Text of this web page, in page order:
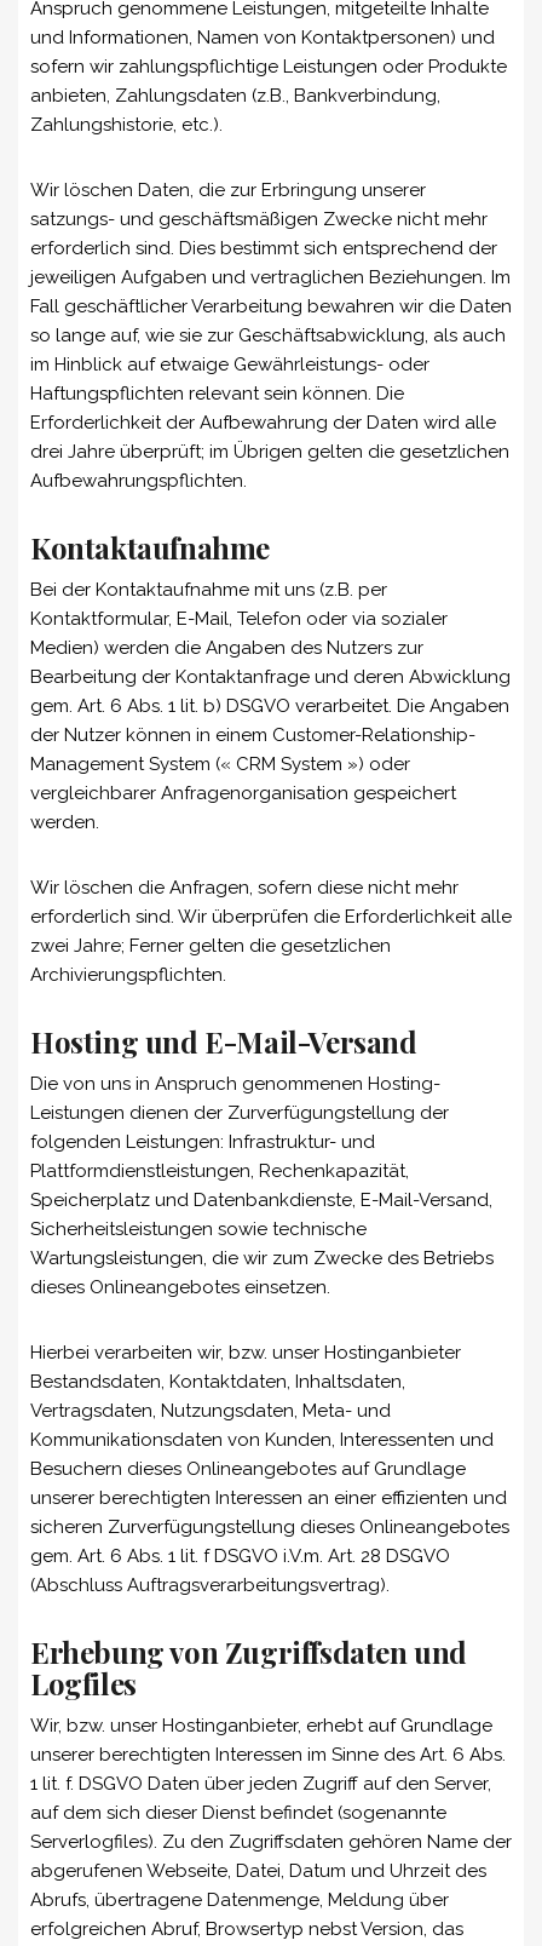
Anspruch genommene Leistungen, mitgeteilte Inhalte
und Informationen, Namen von Kontaktpersonen) und
sofern wir zahlungspflichtige Leistungen oder Produkte
anbieten, Zahlungsdaten (z.B., Bankverbindung,
Zahlungshistorie, etc.).
Wir löschen Daten, die zur Erbringung unserer
satzungs- und geschäftsmäßigen Zwecke nicht mehr
erforderlich sind. Dies bestimmt sich entsprechend der
jeweiligen Aufgaben und vertraglichen Beziehungen. Im
Fall geschäftlicher Verarbeitung bewahren wir die Daten
so lange auf, wie sie zur Geschäftsabwicklung, als auch
im Hinblick auf etwaige Gewährleistungs- oder
Haftungspflichten relevant sein können. Die
Erforderlichkeit der Aufbewahrung der Daten wird alle
drei Jahre überprüft; im Übrigen gelten die gesetzlichen
Aufbewahrungspflichten.
Kontaktaufnahme
Bei der Kontaktaufnahme mit uns (z.B. per
Kontaktformular, E-Mail, Telefon oder via sozialer
Medien) werden die Angaben des Nutzers zur
Bearbeitung der Kontaktanfrage und deren Abwicklung
gem. Art. 6 Abs. 1 lit. b) DSGVO verarbeitet. Die Angaben
der Nutzer können in einem Customer-Relationship-
Management System (« CRM System ») oder
vergleichbarer Anfragenorganisation gespeichert
werden.
Wir löschen die Anfragen, sofern diese nicht mehr
erforderlich sind. Wir überprüfen die Erforderlichkeit alle
zwei Jahre; Ferner gelten die gesetzlichen
Archivierungspflichten.
Hosting und E-Mail-Versand
Die von uns in Anspruch genommenen Hosting-
Leistungen dienen der Zurverfügungstellung der
folgenden Leistungen: Infrastruktur- und
Plattformdienstleistungen, Rechenkapazität,
Speicherplatz und Datenbankdienste, E-Mail-Versand,
Sicherheitsleistungen sowie technische
Wartungsleistungen, die wir zum Zwecke des Betriebs
dieses Onlineangebotes einsetzen.
Hierbei verarbeiten wir, bzw. unser Hostinganbieter
Bestandsdaten, Kontaktdaten, Inhaltsdaten,
Vertragsdaten, Nutzungsdaten, Meta- und
Kommunikationsdaten von Kunden, Interessenten und
Besuchern dieses Onlineangebotes auf Grundlage
unserer berechtigten Interessen an einer effizienten und
sicheren Zurverfügungstellung dieses Onlineangebotes
gem. Art. 6 Abs. 1 lit. f DSGVO i.V.m. Art. 28 DSGVO
(Abschluss Auftragsverarbeitungsvertrag).
Erhebung von Zugriffsdaten und
Logfiles
Wir, bzw. unser Hostinganbieter, erhebt auf Grundlage
unserer berechtigten Interessen im Sinne des Art. 6 Abs.
1 lit. f. DSGVO Daten über jeden Zugriff auf den Server,
auf dem sich dieser Dienst befindet (sogenannte
Serverlogfiles). Zu den Zugriffsdaten gehören Name der
abgerufenen Webseite, Datei, Datum und Uhrzeit des
Abrufs, übertragene Datenmenge, Meldung über
erfolgreichen Abruf, Browsertyp nebst Version, das